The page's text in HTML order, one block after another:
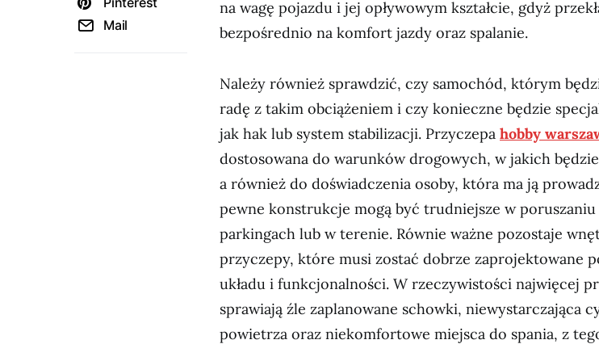
Mail
na wagę pojazdu i jej opływowym kształcie, gdyż
bezpośrednio na komfort jazdy oraz spalanie.
Należy również sprawdzić, czy samochód, którym
radę z takim obciążeniem i czy konieczne będzie
jak hak lub system stabilizacji. Przyczepa hobby
dostosowana do warunków drogowych, w jakich
a również do doświadczenia osoby, która ma ją
pewne konstrukcje mogą być trudniejsze w poruszaniu
parkingach lub w terenie. Równie ważne pozostaje
przyczepy, które musi zostać dobrze zaprojektowane
układu i funkcjonalności. W rzeczywistości najwięcej
sprawiają źle zaplanowane schowki, niewystarczająca
powietrza oraz niekomfortowe miejsca do spania, z